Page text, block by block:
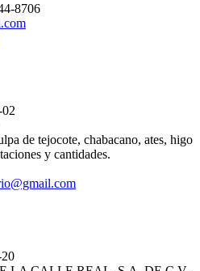
8706
de tejocote, chabacano, ates, higo
y cantidades.